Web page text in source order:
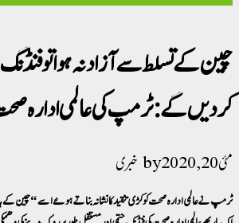
چین کے تسلط سے آزاد نہ ہوا تو
کر دیں گے : ٹرمپ کی عالمی ادارہ
مئی 20, 2020 خبری
ٹرمپ نے عالمی ادارہ صحت کو کڑی تنقید کا نشانہ بناتے ہوئے اسے “چین کے